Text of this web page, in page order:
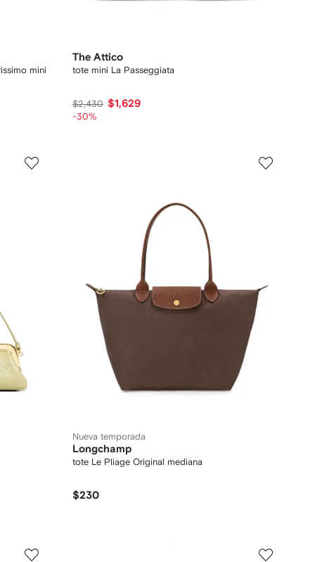
mini
The Attico
tote mini La Passeggiata
$2,430 $1,629
-30%
Nueva temporada
Longchamp
tote Le Pliage Original mediana
$230